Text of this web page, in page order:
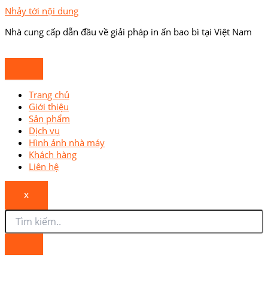
Nhảy tới nội dung
Nhà cung cấp dẫn đầu về giải pháp in ấn bao bì tại Việt Nam
Trang chủ
Giới thiệu
Sản phẩm
Dịch vụ
Hình ảnh nhà máy
Khách hàng
Liên hệ
X